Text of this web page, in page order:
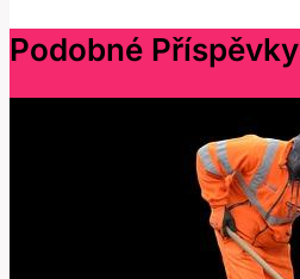
Podobné Příspěvky